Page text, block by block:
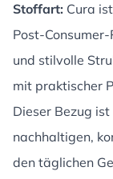
Stoffart: Cura
Post-
und stilvolle
mit praktischer
Dieser Bezug
nachhaltigen,
den täglichen